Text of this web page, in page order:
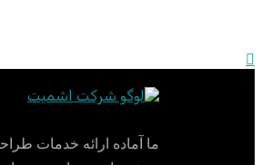
ما آماده ارائه خدمات